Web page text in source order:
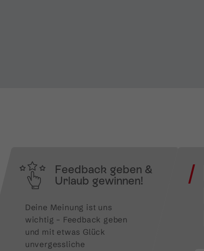
Feedback geben &
Urlaub gewinnen!
Deine Meinung ist uns
wichtig – Feedback geben
und mit etwas Glück
unvergessliche